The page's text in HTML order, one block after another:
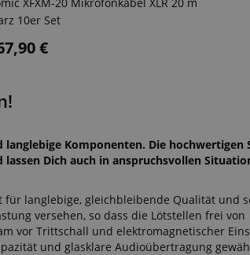
10er Set
€
Komponenten. Die hochwertigen
Dich auch in anspruchsvollen
für langlebige, gleichbleibende Qualität und
versehen, so dass die Lötstellen frei von
vor Trittschall und elektromagnetischer
und glasklare Audioübertragung